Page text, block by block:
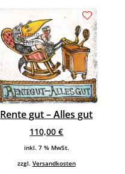
Rente gut – Alles gut
110,00€
inkl. 7 % MwSt.
zzgl. Versandkosten